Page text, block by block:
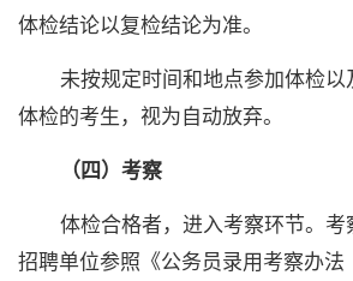
体检结论以复检结论为准。
未按规定时间和地点参加体检以
体检的考生，视为自动放弃。
（四）考察
体检合格者，进入考察环节。考
招聘单位参照《公务员录用考察办法